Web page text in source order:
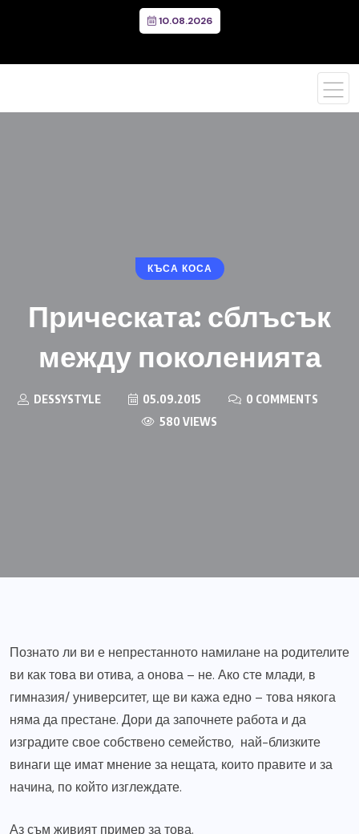
10.08.2026
КЪСА КОСА
Прическата: сблъсък
между поколенията
DESSYSTYLE 05.09.2015
0 COMMENTS
580 VIEWS
Познато ли ви е непрестанното намилане на родителите
ви как това ви отива, а онова – не. Ако сте млади, в
гимназия/ университет, ще ви кажа едно – това някога
няма да престане. Дори да започнете работа и да
изградите свое собствено семейство, най-близките
винаги ще имат мнение за нещата, които правите и за
начина, по който изглеждате.
Аз съм живият пример за това.